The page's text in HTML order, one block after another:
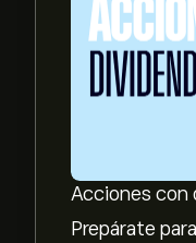
Acciones con
Prepárate